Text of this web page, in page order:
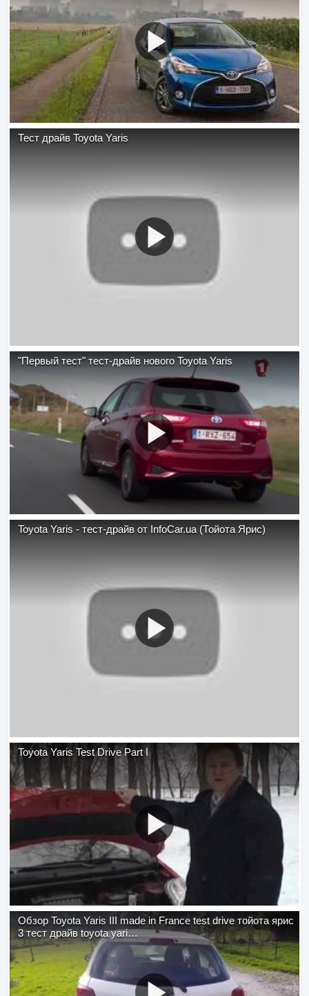
Тест драйв Toyota Yaris
"Первый тест" тест-драйв нового Toyota Yaris
Toyota Yaris - тест-драйв от InfoCar.ua (Тойота Ярис)
Toyota Yaris Test Drive Part I
Обзор Toyota Yaris III made in France test drive тойота ярис
3 тест драйв toyota yari…